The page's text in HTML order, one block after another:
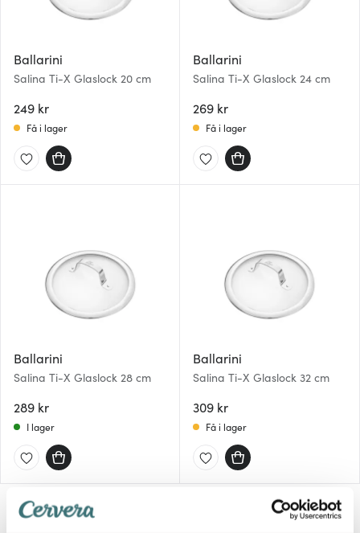
Ballarini
Salina Ti-X Glaslock 20 cm
249 kr
Få i lager
Ballarini
Salina Ti-X Glaslock 24 cm
269 kr
Få i lager
Ballarini
Salina Ti-X Glaslock 28 cm
289 kr
I lager
Ballarini
Salina Ti-X Glaslock 32 cm
309 kr
Få i lager